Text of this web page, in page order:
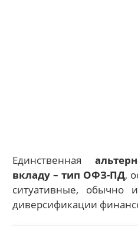
Единственная
вкладу – тип ОФЗ-ПД,
ситуативные, обычно
диверсификации